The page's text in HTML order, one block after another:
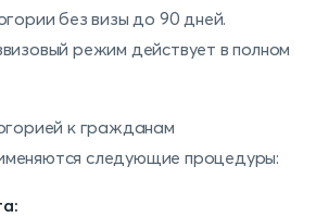
без визы до 90 дней.
режим действует в полном
к гражданам
следующие процедуры: